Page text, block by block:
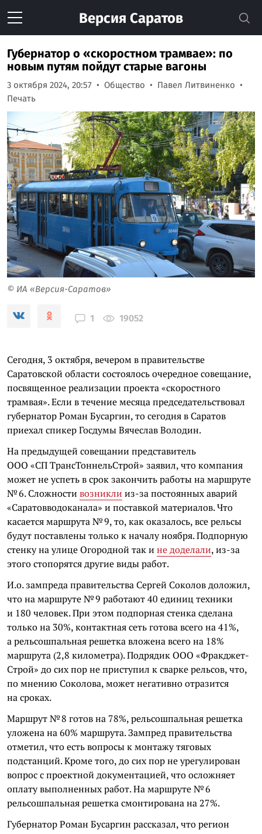
Версия Саратов
Губернатор о «скоростном трамвае»: по
новым путям пойдут старые вагоны
3 октября 2024, 20:57 Общество
Павел Литвиненко
Печать
© ИА «Версия-Саратов»
1 19052
Сегодня, 3 октября, вечером в правительстве
Саратовской области состоялось очередное совещание,
посвященное реализации проекта «скоростного
трамвая». Если в течение месяца председательствовал
губернатор Роман Бусаргин, то сегодня в Саратов
приехал спикер Госдумы Вячеслав Володин.
На предыдущей совещании представитель
ООО «СП ТрансТоннельСтрой» заявил, что компания
может не успеть в срок закончить работы на маршруте
№ 6. Сложности возникли из-за постоянных аварий
«Саратовводоканала» и поставкой материалов. Что
касается маршрута № 9, то, как оказалось, все рельсы
будут поставлены только к началу ноября. Подпорную
стенку на улице Огородной так и не доделали, из-за
этого стопорятся другие виды работ.
И.о. зампреда правительства Сергей Соколов доложил,
что на маршруте № 9 работают 40 единиц техники
и 180 человек. При этом подпорная стенка сделана
только на 30%, контактная сеть готова всего на 41%,
а рельсошпальная решетка вложена всего на 18%
маршрута (2,8 километра). Подрядик ООО «Фракджет-
Строй» до сих пор не приступил к сварке рельсов, что,
по мнению Соколова, может негативно отразится
на сроках.
Маршрут № 8 готов на 78%, рельсошпальная решетка
уложена на 60% маршрута. Зампред правительства
отметил, что есть вопросы к монтажу тяговых
подстанций. Кроме того, до сих пор не урегулирован
вопрос с проектной документацией, что осложняет
оплату выполненных работ. На маршруте № 6
рельсошпальная решетка смонтирована на 27%.
Губернатор Роман Бусаргин рассказал, что регион